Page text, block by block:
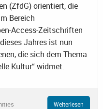
(ZfdG) orientiert, die
Bereich
Access-Zeitschriften
Jahres ist nun
die sich dem Thema
Kultur“ widmet.
Weiterlesen